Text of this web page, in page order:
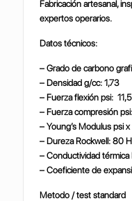
Fabricación artesanal,
expertos operarios.
Datos técnicos:
– Grado de carbono
– Densidad g/cc: 1,73
– Fuerza flexión psi:
– Fuerza compresión
– Young’s Modulus psi x
– Dureza Rockwell: 80
– Conductividad
– Coeficiente de
Metodo / test standard